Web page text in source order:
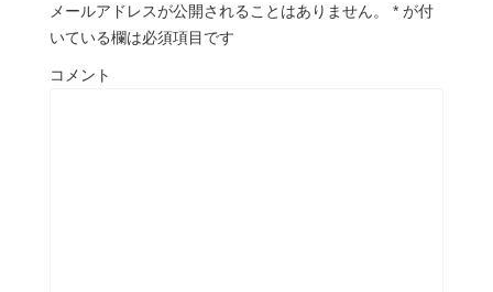
メールアドレスが公開されることはありません。 * が付
いている欄は必須項目です
コメント